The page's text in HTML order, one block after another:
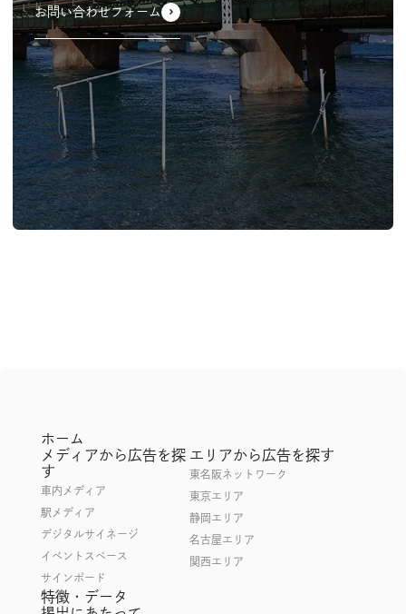
お問い合わせフォーム
-->
ホーム
メディアから広告を探
す
車内メディア
駅メディア
デジタルサイネージ
イベントスペース
サインボード
エリアから広告を探す
東名阪ネットワーク
東京エリア
静岡エリア
名古屋エリア
関西エリア
特徴・データ